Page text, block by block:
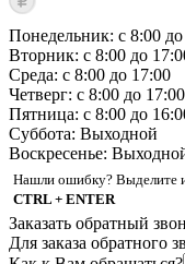
Понедельник: с 8:00
Вторник: с 8:00 до
Среда: с 8:00 до 17:00
Четверг: с 8:00 до 17:00
Пятница: с 8:00 до
Суббота: Выходной
Воскресенье:
Нашли ошибку? Выделите
CTRL + ENTER
Заказать обратный
Для заказа обратного